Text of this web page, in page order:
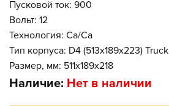
Пусковой ток: 900
Вольт: 12
Технология: Ca/Ca
Тип корпуса: D4 (513x189x223) Truck
Размер, мм: 511x189x218
Наличие: Нет в наличии